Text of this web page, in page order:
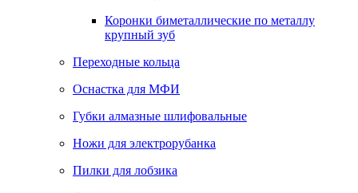
Коронки биметаллические по металлу
крупный зуб
Переходные кольца
Оснастка для МФИ
Губки алмазные шлифовальные
Ножи для электрорубанка
Пилки для лобзика